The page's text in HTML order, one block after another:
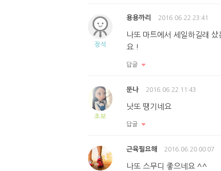
정석
용용까리 2016.06.22 23:41
나또 마트에서 세일하길래
요 !
답글
초보
뚠나 2016.06.22 11:43
낫또 땡기네요
답글
근육필요해 2016.06.20 00:07
나또 스무디 좋으네요 ^^